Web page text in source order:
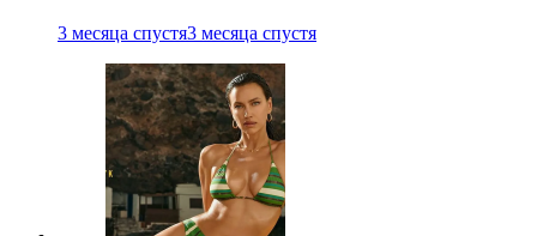
3 месяца спустя3 месяца спустя